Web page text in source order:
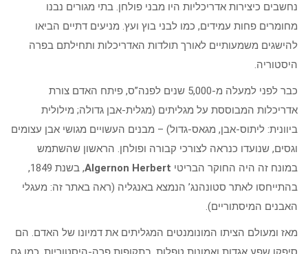
נחשבים כיצירות אדריכליות היו מבני פולחן. בתי מגורים נבנו
מחומרים פחות עמידים, כמו לבני בוץ ועץ. מניעים דתיים הביאו
להישגים משמעותיים לאורך תולדות האדריכלות ותחילתם בפרה
היסטוריה.
כבר לפני למעלה מ-5,000 שנים לפנה”ס, פיתח האדם צורת
אדריכלות המבוססת על מגליתים (מגלית-אבן גדולה; מילולית
ביוונית: ליתוס-אבן, מגאס-גדול) – מבנים העשויים מגושי אבן עצומים
וגסים, שנועדו כנראה לצורכי קבורה ופולחן. הראשון שהשתמש
במונח זה היה החוקר הבריטי Algernon Herbert
, בשנת 1849,
בהתייחסו לאתר סטונהנג’ הנמצא באנגליה (ראה באתר זה: מעגלי
האבנים המיסתוריים).
מאז ומעולם הציתו המונומנטים המגליתים את דמיונו של האדם. הם